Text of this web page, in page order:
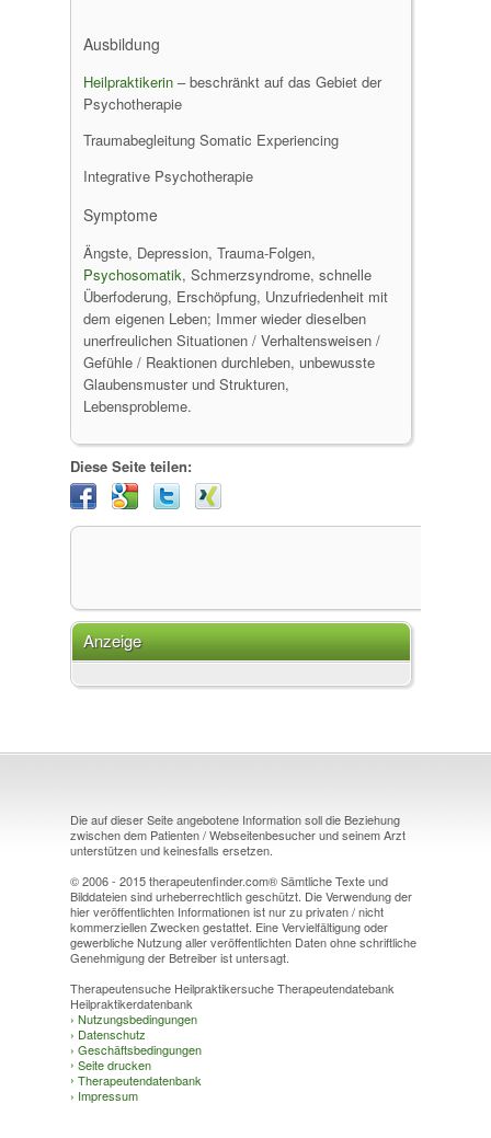
Ausbildung
Heilpraktikerin – beschränkt auf das Gebiet der
Psychotherapie
Traumabegleitung Somatic Experiencing
Integrative Psychotherapie
Symptome
Ängste, Depression, Trauma-Folgen,
Psychosomatik, Schmerzsyndrome, schnelle
Überfoderung, Erschöpfung, Unzufriedenheit mit
dem eigenen Leben; Immer wieder dieselben
unerfreulichen Situationen / Verhaltensweisen /
Gefühle / Reaktionen durchleben, unbewusste
Glaubensmuster und Strukturen,
Lebensprobleme.
Diese Seite teilen:
Anzeige
Die auf dieser Seite angebotene Information soll die Beziehung
zwischen dem Patienten / Webseitenbesucher und seinem Arzt
unterstützen und keinesfalls ersetzen.
© 2006 - 2015 therapeutenfinder.com® Sämtliche Texte und
Bilddateien sind urheberrechtlich geschützt. Die Verwendung der
hier veröffentlichten Informationen ist nur zu privaten / nicht
kommerziellen Zwecken gestattet. Eine Vervielfältigung oder
gewerbliche Nutzung aller veröffentlichten Daten ohne schriftliche
Genehmigung der Betreiber ist untersagt.
Therapeutensuche Heilpraktikersuche Therapeutendatebank
Heilpraktikerdatenbank
› Nutzungsbedingungen
› Datenschutz
› Geschäftsbedingungen
› Seite drucken
› Therapeutendatenbank
› Impressum